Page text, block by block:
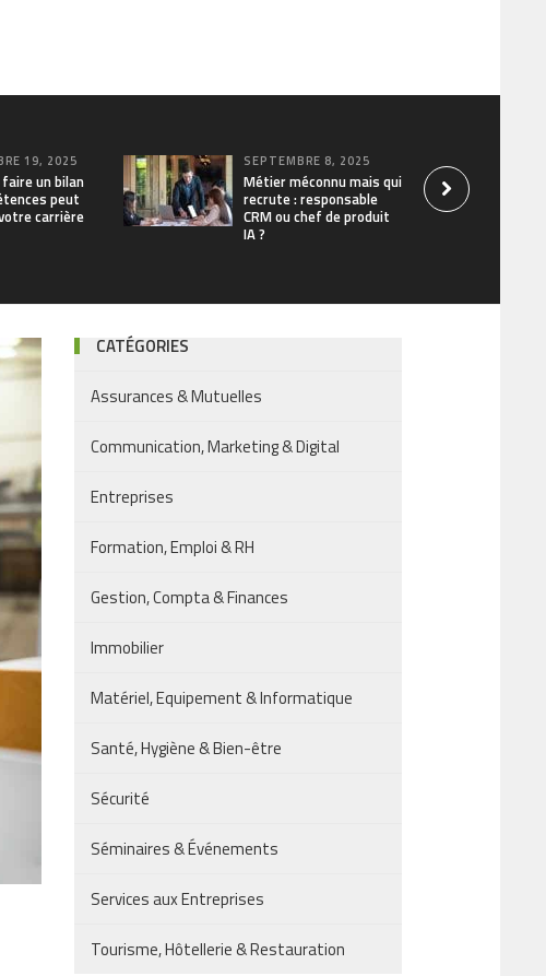
19, 2025
un bilan
peut
carrière
SEPTEMBRE 8, 2025
Métier méconnu mais qui
recrute : responsable
CRM ou chef de produit
IA ?
CATÉGORIES
Assurances & Mutuelles
Communication, Marketing & Digital
Entreprises
Formation, Emploi & RH
Gestion, Compta & Finances
Immobilier
Matériel, Equipement & Informatique
Santé, Hygiène & Bien-être
Sécurité
Séminaires & Événements
Services aux Entreprises
Tourisme, Hôtellerie & Restauration